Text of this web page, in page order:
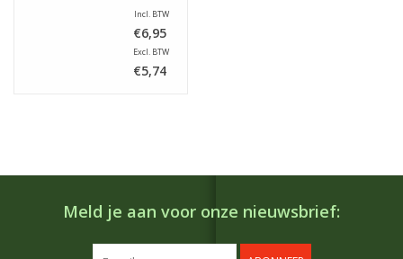
Incl. BTW
€6,95
Excl. BTW
€5,74
Meld je aan voor onze nieuwsbrief: